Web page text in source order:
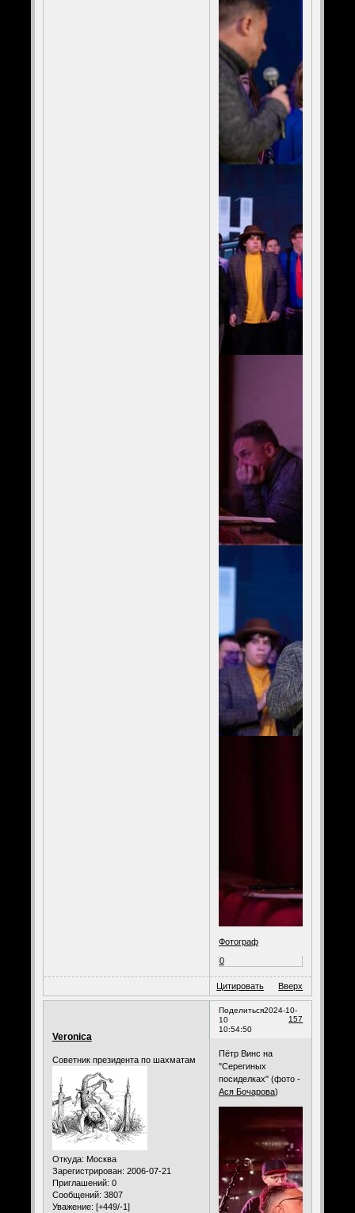
Фотограф
0
Цитировать Вверх
Поделиться
157
2024-10-
10
10:54:50
Veronica
Советник президента по шахматам
Откуда: Москва
Зарегистрирован: 2006-07-21
Приглашений: 0
Сообщений: 3807
Уважение: [+449/-1]
Пётр Винс на
"Серегиных
посиделках" (фото -
Ася Бочарова)